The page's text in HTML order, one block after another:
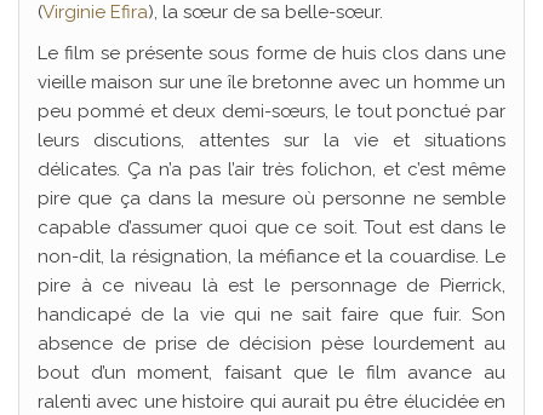
(Virginie Efira), la sœur de sa belle-sœur.
Le film se présente sous forme de huis clos dans une
vieille maison sur une île bretonne avec un homme un
peu pommé et deux demi-sœurs, le tout ponctué par
leurs discutions, attentes sur la vie et situations
délicates. Ça n’a pas l’air très folichon, et c’est même
pire que ça dans la mesure où personne ne semble
capable d’assumer quoi que ce soit. Tout est dans le
non-dit, la résignation, la méfiance et la couardise. Le
pire à ce niveau là est le personnage de Pierrick,
handicapé de la vie qui ne sait faire que fuir. Son
absence de prise de décision pèse lourdement au
bout d’un moment, faisant que le film avance au
ralenti avec une histoire qui aurait pu être élucidée en